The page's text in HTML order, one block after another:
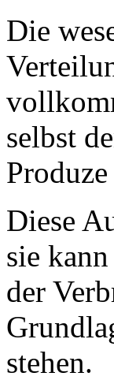
Die
selbst
Diese
sie
der
stehen.